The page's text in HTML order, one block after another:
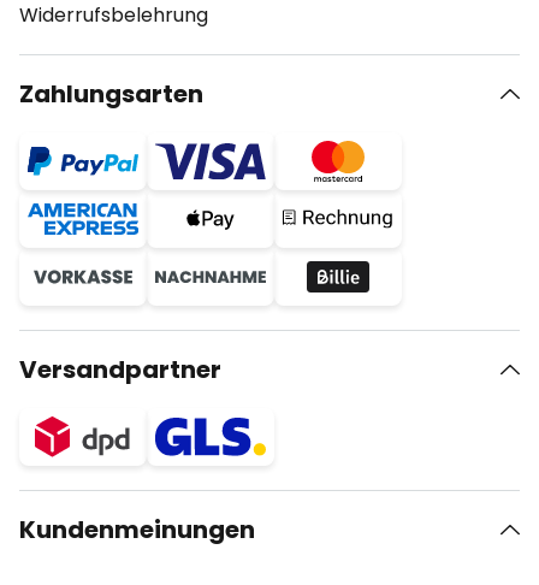
Widerrufsbelehrung
Zahlungsarten
Versandpartner
Kundenmeinungen